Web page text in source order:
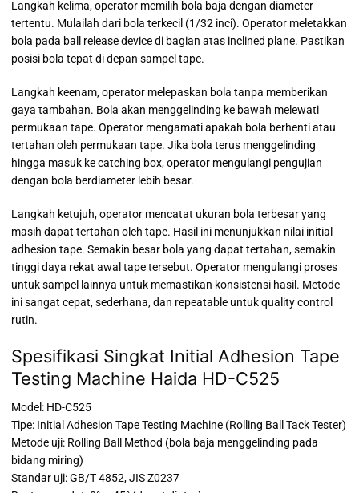
Langkah kelima, operator memilih bola baja dengan diameter
tertentu. Mulailah dari bola terkecil (1/32 inci). Operator meletakkan
bola pada ball release device di bagian atas inclined plane. Pastikan
posisi bola tepat di depan sampel tape.
Langkah keenam, operator melepaskan bola tanpa memberikan
gaya tambahan. Bola akan menggelinding ke bawah melewati
permukaan tape. Operator mengamati apakah bola berhenti atau
tertahan oleh permukaan tape. Jika bola terus menggelinding
hingga masuk ke catching box, operator mengulangi pengujian
dengan bola berdiameter lebih besar.
Langkah ketujuh, operator mencatat ukuran bola terbesar yang
masih dapat tertahan oleh tape. Hasil ini menunjukkan nilai initial
adhesion tape. Semakin besar bola yang dapat tertahan, semakin
tinggi daya rekat awal tape tersebut. Operator mengulangi proses
untuk sampel lainnya untuk memastikan konsistensi hasil. Metode
ini sangat cepat, sederhana, dan repeatable untuk quality control
rutin.
Spesifikasi Singkat Initial Adhesion Tape
Testing Machine Haida HD-C525
Model: HD-C525
Tipe: Initial Adhesion Tape Testing Machine (Rolling Ball Tack Tester)
Metode uji: Rolling Ball Method (bola baja menggelinding pada
bidang miring)
Standar uji: GB/T 4852, JIS Z0237